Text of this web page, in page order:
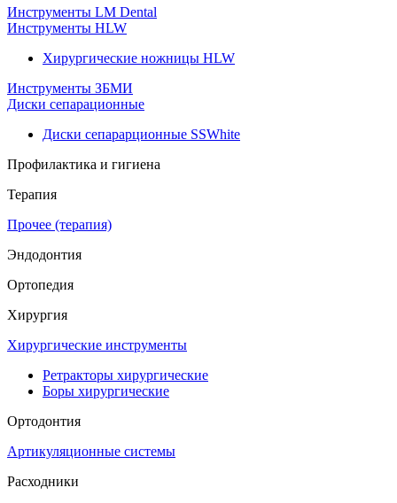
Инструменты LM Dental
Инструменты HLW
Хирургические ножницы HLW
Инструменты ЗБМИ
Диски сепарационные
Диски сепарарционные SSWhite
Профилактика и гигиена
Терапия
Прочее (терапия)
Эндодонтия
Ортопедия
Хирургия
Хирургические инструменты
Ретракторы хирургические
Боры хирургические
Ортодонтия
Артикуляционные системы
Расходники